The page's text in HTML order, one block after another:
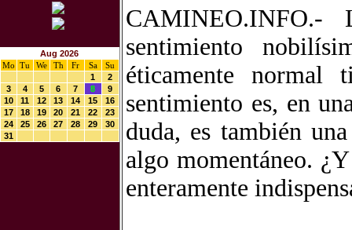
Aug 2026
Mo
Tu We Th Fr Sa
Su
1
2
3
4 5 6 7 8
9
10
11 12 13 14 15
16
17
18 19 20 21 22
23
24
25 26 27 28 29
30
31
CAMINEO.INFO.-
sentimiento
éticamente normal
sentimiento es, en
duda, es también
algo momentáneo.
enteramente